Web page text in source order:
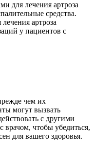
для лечения артроза
средства.
артроза
у пациентов с
чем их
могут вызвать
с другими
врачом, чтобы убедиться,
для вашего здоровья.